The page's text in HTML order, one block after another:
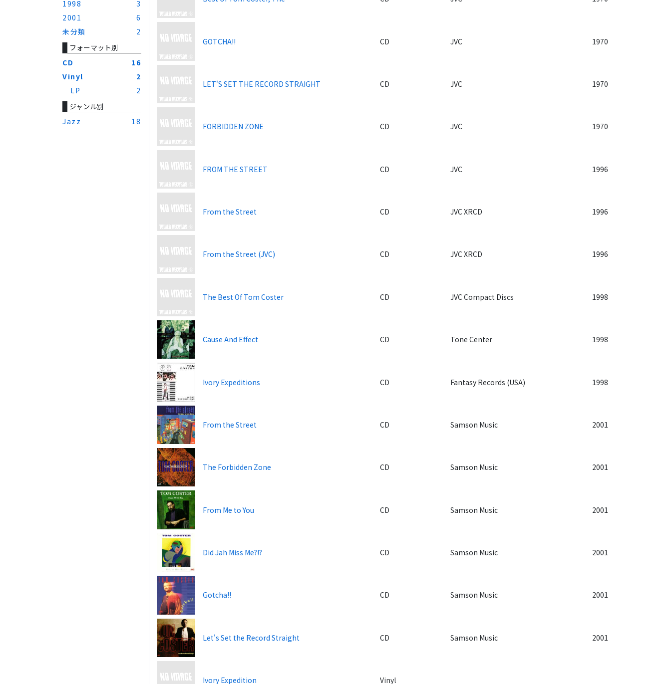
1998
3
2001
6
未分類
2
フォーマット別
CD
16
Vinyl
2
LP
2
ジャンル別
Jazz
18
GOTCHA!! CD JVC 1970
LET'S SET THE RECORD STRAIGHT CD JVC 1970
FORBIDDEN ZONE CD JVC 1970
FROM THE STREET CD JVC 1996
From the Street CD JVC XRCD 1996
From the Street (JVC) CD JVC XRCD 1996
The Best Of Tom Coster CD JVC Compact Discs 1998
Cause And Effect CD Tone Center 1998
Ivory Expeditions CD Fantasy Records (USA) 1998
From the Street CD Samson Music 2001
The Forbidden Zone CD Samson Music 2001
From Me to You CD Samson Music 2001
Did Jah Miss Me?!? CD Samson Music 2001
Gotcha!! CD Samson Music 2001
Let's Set the Record Straight CD Samson Music 2001
Ivory Expedition Vinyl